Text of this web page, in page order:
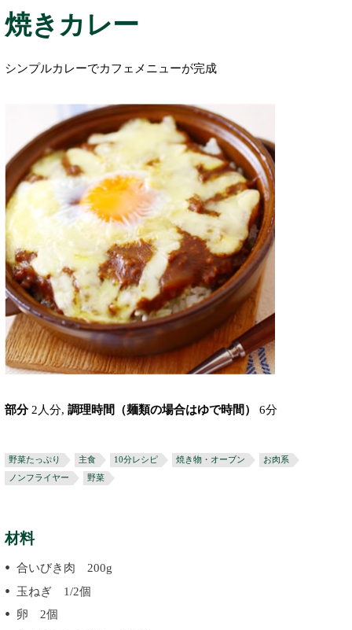
焼きカレー
シンプルカレーでカフェメニューが完成
部分 2人分, 調理時間（麺類の場合はゆで時間） 6分
野菜たっぷり 主食 10分レシピ 焼き物・オーブン
お肉系
ノンフライヤー
野菜
材料
合いびき肉 200g
玉ねぎ 1/2個
卵 2個